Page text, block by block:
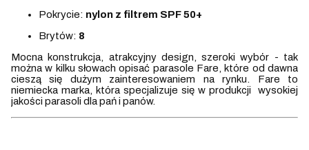
Pokrycie: nylon z filtrem SPF 50+
Brytów: 8
Mocna konstrukcja, atrakcyjny design, szeroki wybór - tak
można w kilku słowach opisać parasole Fare, które od dawna
cieszą się dużym zainteresowaniem na rynku. Fare to
niemiecka marka, która specjalizuje się w produkcji wysokiej
jakości parasoli dla pań i panów.